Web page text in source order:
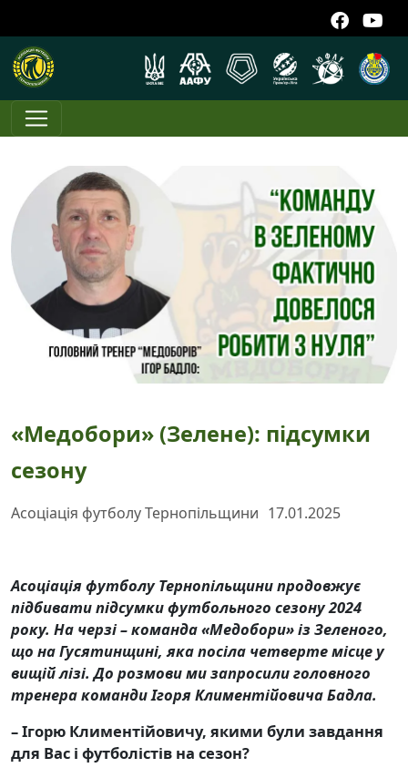
«Медобори» (Зелене): підсумки
сезону
Асоціація футболу Тернопільщини 17.01.2025
Асоціація футболу Тернопільщини продовжує
підбивати підсумки футбольного сезону 2024
року. На черзі – команда «Медобори» із Зеленого,
що на Гусятинщині, яка посіла четверте місце у
вищій лізі. До розмови ми запросили головного
тренера команди Ігоря Климентійовича Бадла.
– Ігорю Климентійовичу, якими були завдання
для Вас і футболістів на сезон?